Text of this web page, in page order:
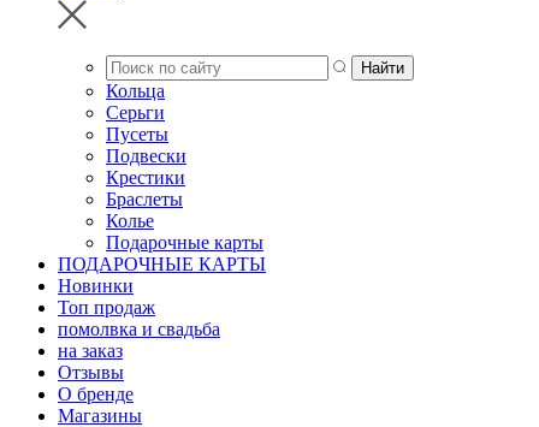
Кольца
Серьги
Пусеты
Подвески
Крестики
Браслеты
Колье
Подарочные карты
ПОДАРОЧНЫЕ КАРТЫ
Новинки
Топ продаж
помолвка и свадьба
на заказ
Отзывы
О бренде
Магазины